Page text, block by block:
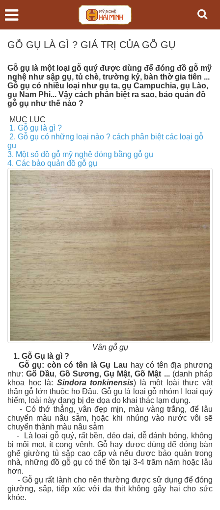
GỖ GỤ LÀ GÌ ? GIÁ TRỊ CỦA GỖ GỤ
Gỗ gụ là một loại gỗ quý được dùng để đóng đồ gỗ mỹ
nghệ như sập gụ, tủ chè, trường kỷ, bàn thờ gia tiên ...
Gỗ gụ có nhiều loại như gụ ta, gụ Campuchia, gụ Lào,
gụ Nam Phi... Vậy cách phân biệt ra sao, bảo quản đồ
gỗ gụ như thế nào ?
MỤC LỤC
1. Gỗ gụ là gì ?
2. Gỗ gụ có những loại nào ? cách phân biệt các loại gỗ
gụ
3. Một số đồ gỗ mỹ nghệ đóng bằng gỗ gụ
4. Các bảo quản đồ gỗ gụ
Vân gỗ gụ
1. Gỗ Gụ là gì ?
Gỗ gụ: còn có tên là Gụ Lau hay có tên địa phương
như:Gõ Dầu, Gõ Sương, Gụ Mật, Gõ Mật ...(danh pháp
khoa học là: Sindora tonkinensis) là một loài thực vật
thân gỗ lớn thuộc họ Đậu. Gỗ gụ là loại gỗ nhóm I loại quý
hiếm, loài này đang bị đe dọa do khai thác lạm dụng.
- Có thớ thẳng, vân đẹp mịn, màu vàng trắng, để lâu
chuyển màu nâu sẫm, hoặc khi nhúng vào nước vôi sẽ
chuyển thành màu nâu sẫm
- Là loại gỗ quý, rất bền, dẻo dai, dễ đánh bóng, không
bị mối mọt, ít cong vênh. Gỗ hay được dùng để đóng bàn
ghế giường tủ sập cao cấp và nếu được bảo quản trong
nhà, những đồ gỗ gụ có thể tồn tại 3-4 trăm năm hoặc lâu
hơn.
- Gỗ gụ rất lành cho nên thường được sử dụng để đóng
giường, sập, tiếp xúc với da thịt không gây hại cho sức
khỏe.